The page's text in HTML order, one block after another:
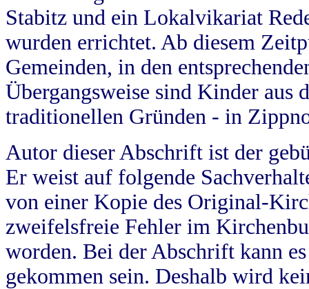
Stabitz und ein Lokalvikariat
wurden errichtet. Ab diesem
Gemeinden, in den
Übergangsweise sind Kinder aus
traditionellen Gründen - in
Autor dieser Abschrift ist der
Er weist auf folgende
von einer Kopie des Original-
zweifelsfreie Fehler im
worden. Bei der Abschrift kann
gekommen sein. Deshalb wird